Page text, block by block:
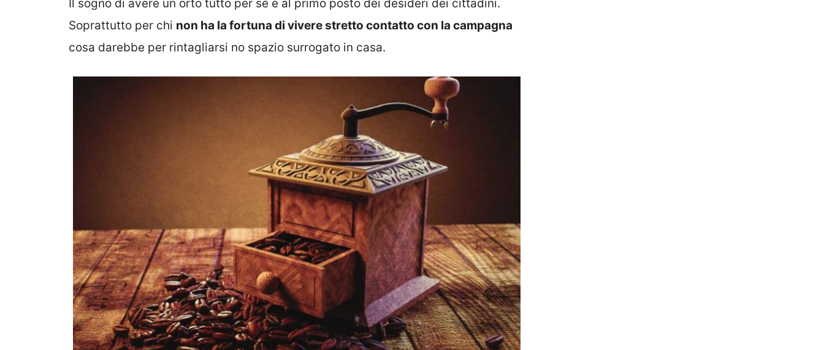
Il sogno di avere un orto tutto per sé è al primo posto dei desideri dei cittadini.
Soprattutto per chi non ha la fortuna di vivere stretto contatto con la campagna
cosa darebbe per rintagliarsi no spazio surrogato in casa.